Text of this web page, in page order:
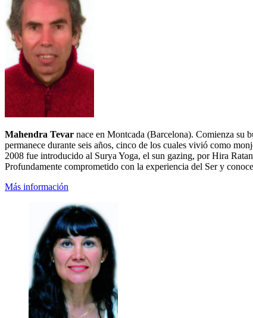
Mahendra Tevar nace en Montcada (Barcelona). Comienza su
permanece durante seis años, cinco de los cuales vivió como
2008 fue introducido al Surya Yoga, el sun gazing, por Hira
Profundamente comprometido con la experiencia del Ser y
Más información